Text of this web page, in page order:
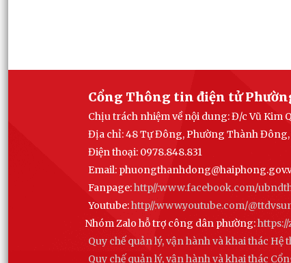
Cổng Thông tin điện tử
Chịu trách nhiệm về nội dung: Đ/c Vũ
Địa chỉ: 48 Tự Đông, Phường Thành
Điện thoại: 0978.848.831
Email:
Fanpage:http//:www.facebook.com/
Youtube:http//:www.youtube.com/
Nhóm Zalo hỗ trợ công dân phường:
Quy chế quản lý, vận hành và khai thác
Quy chế quản lý, vận hành và khai thác